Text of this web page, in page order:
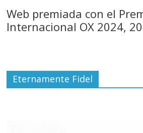
Web premiada con el
Internacional OX 2024,
Eternamente Fidel